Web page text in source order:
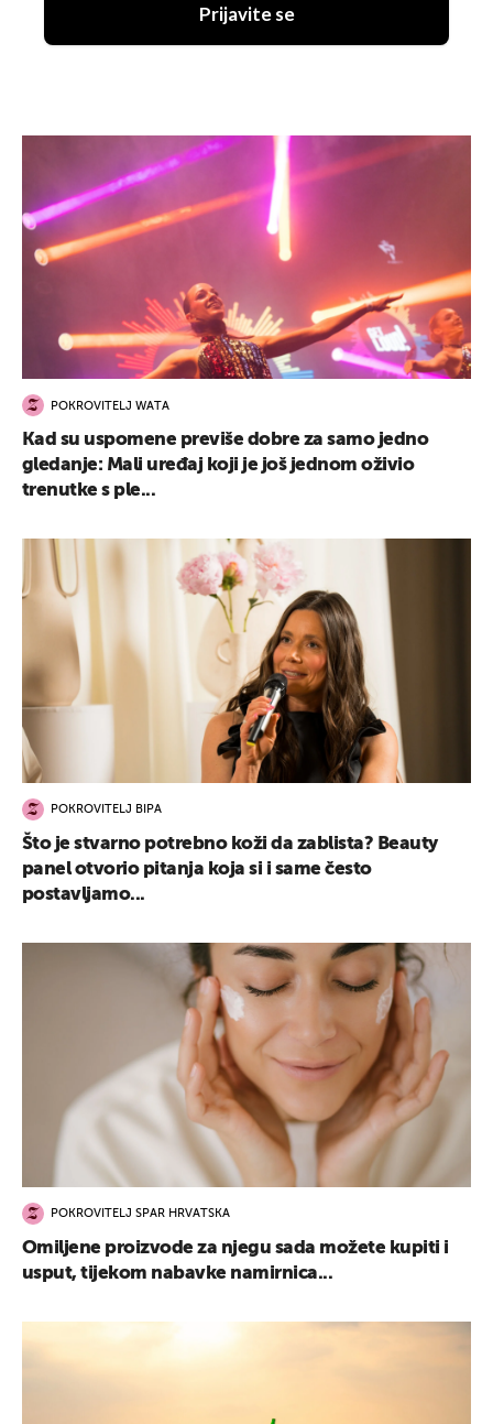
Prijavite se
POKROVITELJ WATA
Kad su uspomene previše dobre za samo jedno
gledanje: Mali uređaj koji je još jednom oživio
trenutke s ple...
POKROVITELJ BIPA
Što je stvarno potrebno koži da zablista? Beauty
panel otvorio pitanja koja si i same često
postavljamo...
POKROVITELJ SPAR HRVATSKA
Omiljene proizvode za njegu sada možete kupiti i
usput, tijekom nabavke namirnica...